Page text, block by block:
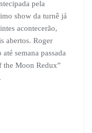
pela
show da turnê já
acontecerão,
abertos. Roger
semana passada
the Moon Redux”